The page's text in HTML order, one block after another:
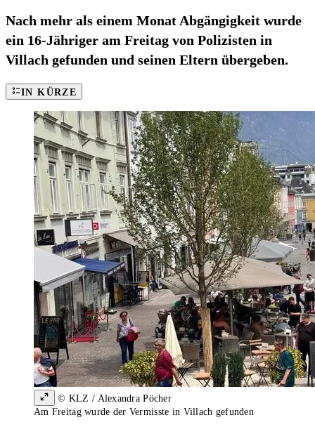
Nach mehr als einem Monat Abgängigkeit wurde
ein 16-Jähriger am Freitag von Polizisten in
Villach gefunden und seinen Eltern übergeben.
IN KÜRZE
© KLZ / Alexandra Pöcher
Am Freitag wurde der Vermisste in Villach gefunden